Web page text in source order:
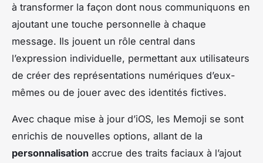
à transformer la façon dont nous communiquons en
ajoutant une touche personnelle à chaque
message. Ils jouent un rôle central dans
l’expression individuelle, permettant aux utilisateurs
de créer des représentations numériques d’eux-
mêmes ou de jouer avec des identités fictives.
Avec chaque mise à jour d’iOS, les Memoji se sont
enrichis de nouvelles options, allant de la
personnalisation accrue des traits faciaux à l’ajout